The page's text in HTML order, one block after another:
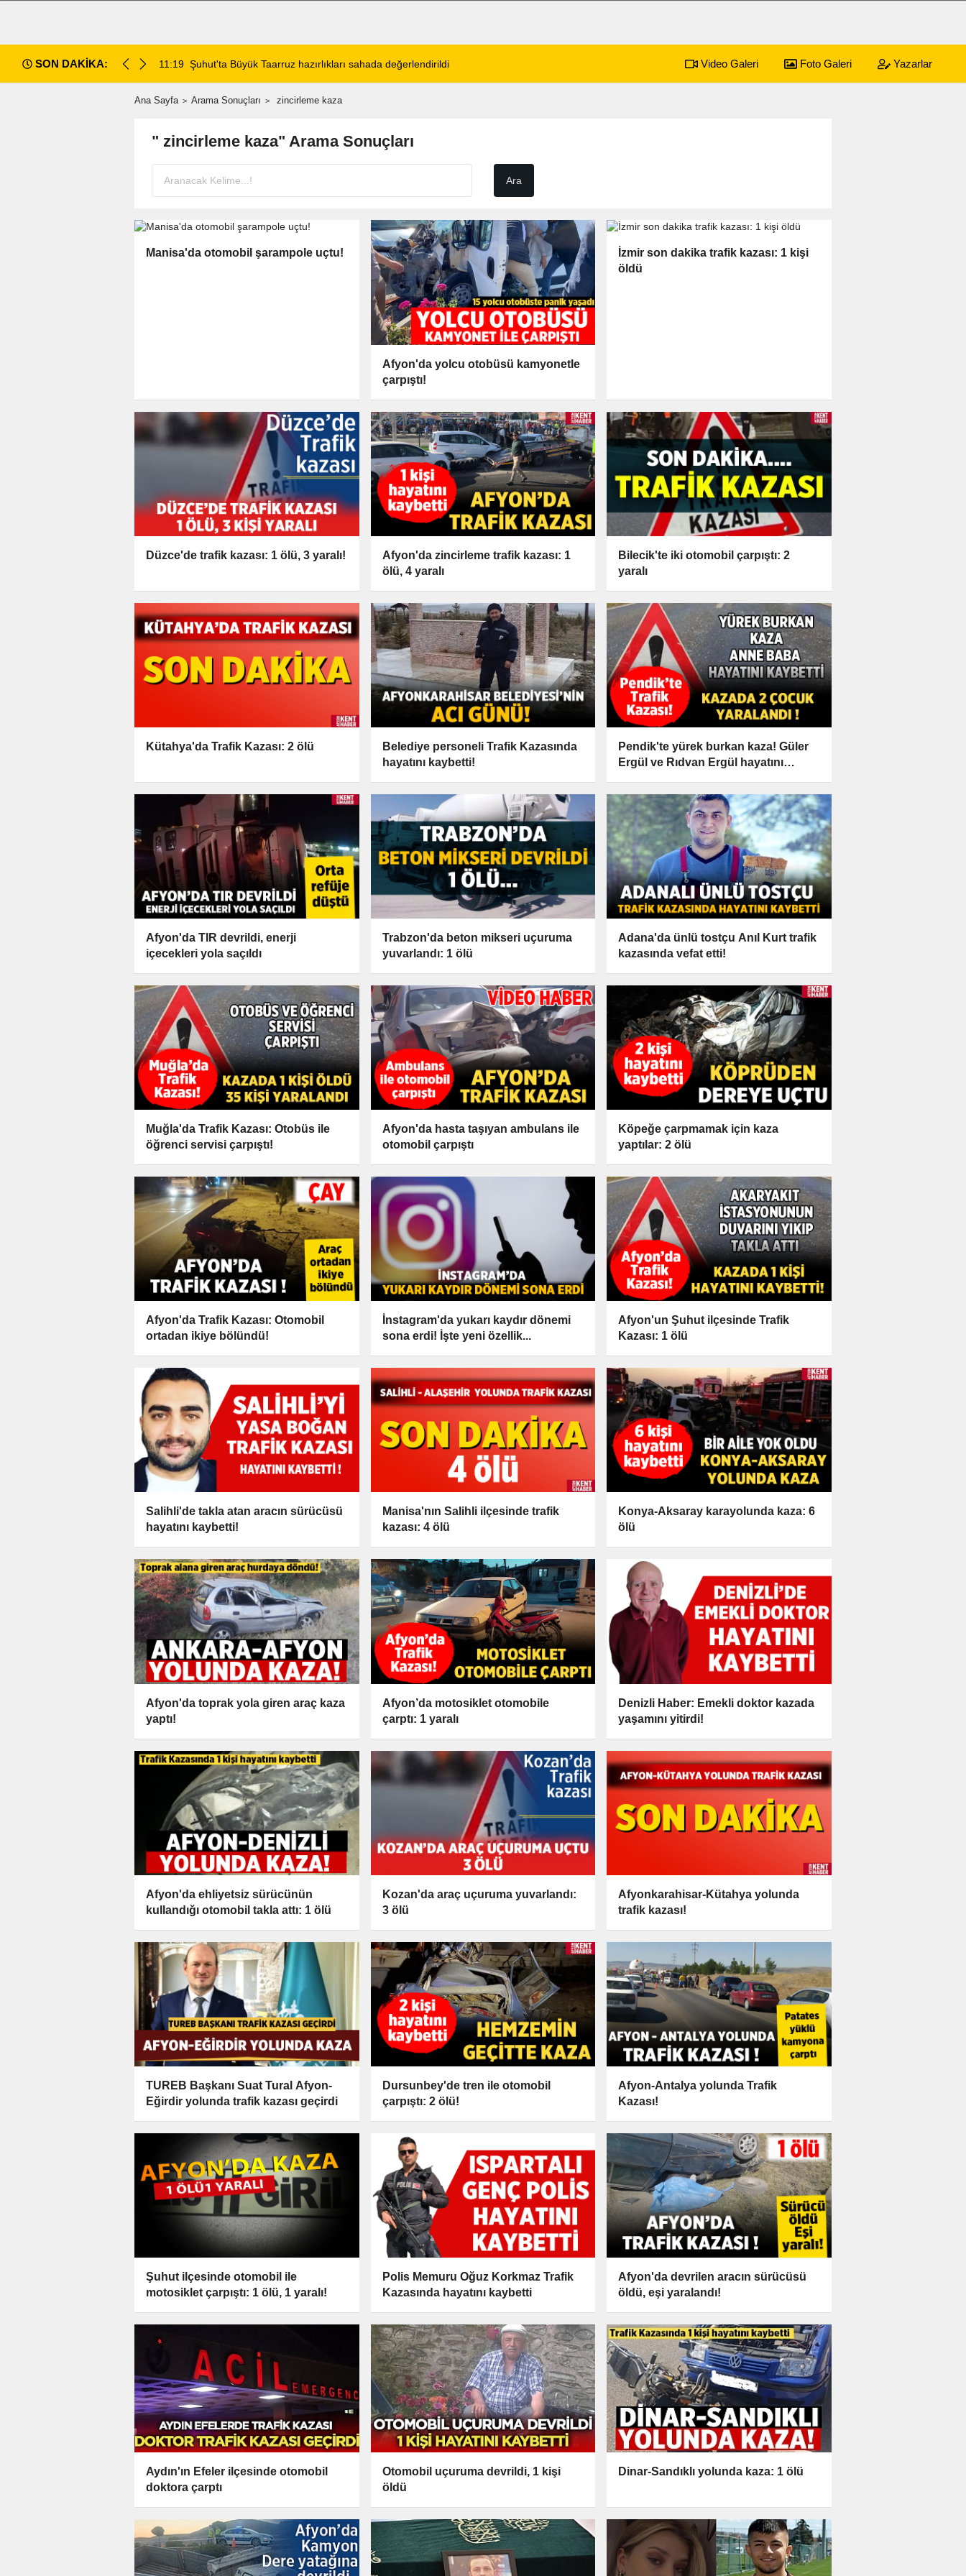
SON DAKİKA:
değerlendirildi 11:18 Afyon Cenaze İlanları: 7 Ağustos 2026 Cuma Defin Bilgileri Açıklandı Dinar'da beş gün sürecek festival programı açıklandı 01:17
Video Galeri Foto Galeri Yazarlar
Ana Sayfa Arama Sonuçları zincirleme kaza
" zincirleme kaza" Arama Sonuçları
Manisa'da otomobil şarampole uçtu!
Afyon'da yolcu otobüsü kamyonetle
çarpıştı!
İzmir son dakika trafik kazası: 1 kişi
öldü
Düzce'de trafik kazası: 1 ölü, 3 yaralı!
Afyon'da zincirleme trafik kazası: 1
ölü, 4 yaralı
Bilecik'te iki otomobil çarpıştı: 2
yaralı
Kütahya'da Trafik Kazası: 2 ölü
Belediye personeli Trafik Kazasında
hayatını kaybetti!
Pendik'te yürek burkan kaza! Güler
Ergül ve Rıdvan Ergül hayatını
Afyon'da TIR devrildi, enerji
içecekleri yola saçıldı
Trabzon'da beton mikseri uçuruma
yuvarlandı: 1 ölü
Adana'da ünlü tostçu Anıl Kurt trafik
kazasında vefat etti!
Muğla'da Trafik Kazası: Otobüs ile
öğrenci servisi çarpıştı!
Afyon'da hasta taşıyan ambulans ile
otomobil çarpıştı
Köpeğe çarpmamak için kaza
yaptılar: 2 ölü
Afyon'da Trafik Kazası: Otomobil
ortadan ikiye bölündü!
İnstagram'da yukarı kaydır dönemi
sona erdi! İşte yeni özellik...
Afyon'un Şuhut ilçesinde Trafik
Kazası: 1 ölü
Salihli'de takla atan aracın sürücüsü
hayatını kaybetti!
Manisa'nın Salihli ilçesinde trafik
kazası: 4 ölü
Konya-Aksaray karayolunda kaza: 6
ölü
Afyon'da toprak yola giren araç kaza
yaptı!
Afyon’da motosiklet otomobile
çarptı: 1 yaralı
Denizli Haber: Emekli doktor kazada
yaşamını yitirdi!
Afyon'da ehliyetsiz sürücünün
kullandığı otomobil takla attı: 1 ölü
Kozan'da araç uçuruma yuvarlandı:
3 ölü
Afyonkarahisar-Kütahya yolunda
trafik kazası!
TUREB Başkanı Suat Tural Afyon-
Eğirdir yolunda trafik kazası geçirdi
Dursunbey'de tren ile otomobil
çarpıştı: 2 ölü!
Afyon-Antalya yolunda Trafik
Kazası!
Şuhut ilçesinde otomobil ile
motosiklet çarpıştı: 1 ölü, 1 yaralı!
Polis Memuru Oğuz Korkmaz Trafik
Kazasında hayatını kaybetti
Afyon'da devrilen aracın sürücüsü
öldü, eşi yaralandı!
Aydın'ın Efeler ilçesinde otomobil
doktora çarptı
Otomobil uçuruma devrildi, 1 kişi
öldü
Dinar-Sandıklı yolunda kaza: 1 ölü